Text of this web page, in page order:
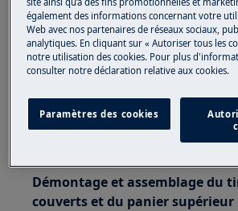
appareils, pour les appareils
personnes pour le déplacer.
Utilisez toujours des gants de
chaussures fermées.
Veuillez noter que l'auto-réparation
non professionnelle peut avoir des
Démontage et assemblage du
couverts et du panier supérieur
également des informations concernant votre
Web avec nos partenaires de réseaux sociaux,
analytiques. En cliquant sur « Autoriser tous les
notre utilisation des cookies. Pour plus
consulter notre déclaration relative aux cookies.
Paramètres des cookies